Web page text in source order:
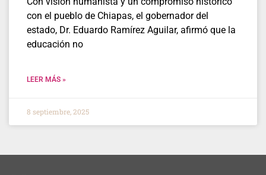
con el pueblo de Chiapas, el gobernador del
estado, Dr. Eduardo Ramírez Aguilar, afirmó que la
educación no
LEER MÁS »
8 septiembre, 2025